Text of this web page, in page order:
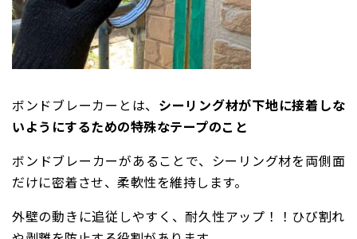
ボンドブレーカーとは、 シーリング材が下地に接着しな
いようにするための特殊なテープのこと
ボンドブレーカーがあることで、シーリング材を両側面
だけに密着させ、柔軟性を維持します。
外壁の動きに追従しやすく、耐久性アップ！！ひび割れ